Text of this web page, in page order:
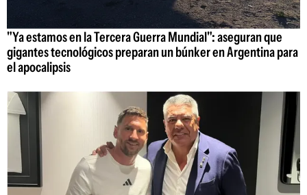
"Ya estamos en la Tercera Guerra Mundial": aseguran que
gigantes tecnológicos preparan un búnker en Argentina para
el apocalipsis